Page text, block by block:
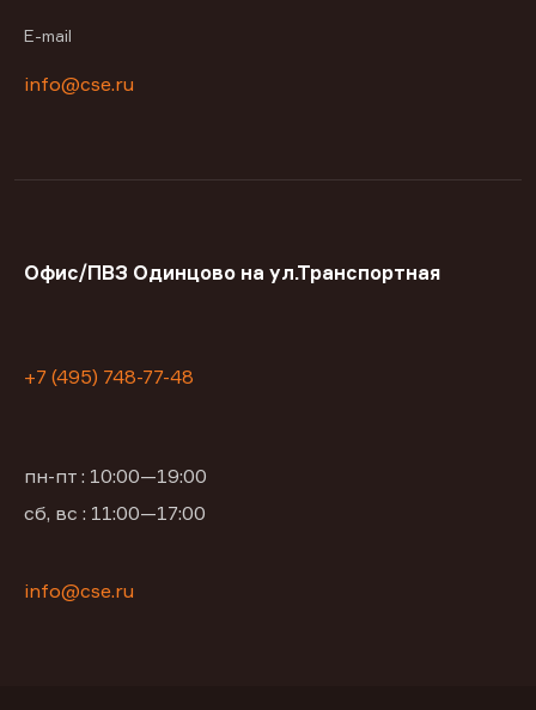
E-mail
info@cse.ru
Офис/ПВЗ Одинцово на ул.Транспортная
+7 (495) 748-77-48
пн-пт : 10:00—19:00
сб, вс : 11:00—17:00
info@cse.ru